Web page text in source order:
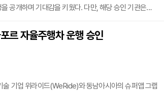
공개하며 기대감을 키웠다. 다만, 해당 승인 기관은
은 주말 소셜 미디어 플랫폼 X에 2026년 2월까지 네덜란드
)가 FSD 기능 승인을 승인할 가능성이 있다는 내용을
합(EU)의 다른 국가들로 확대되어 테슬라의 가장 포괄적인
르 자율주행차 운행 승인
술 기업 위라이드(WeRide)와 동남아시아의 슈퍼앱 그랩